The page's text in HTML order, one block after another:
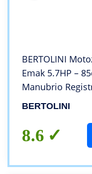
BERTOLINI
Emak 5.7HP –
Manubrio
lateralmente
BERTOLINI
8.6